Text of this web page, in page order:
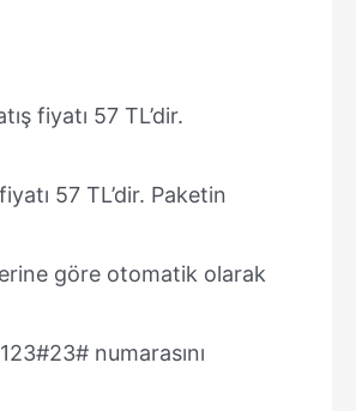
fiyatı 57 TL’dir.
57 TL’dir. Paketin
göre otomatik olarak
numarasını